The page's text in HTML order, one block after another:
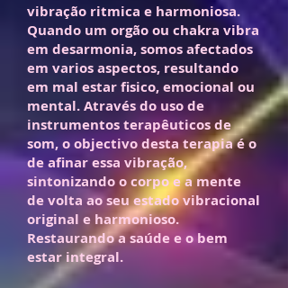
vibração ritmica e harmoniosa.
Quando um orgão ou chakra vibra
em desarmonia, somos afectados
em varios aspectos, resultando
em mal estar fisico, emocional ou
mental. Através do uso de
instrumentos terapêuticos de
som, o objectivo desta terapia é o
de afinar essa vibração,
sintonizando o corpo e a mente
de volta ao seu estado vibracional
original e harmonioso.
Restaurando a saúde e o bem
estar integral.